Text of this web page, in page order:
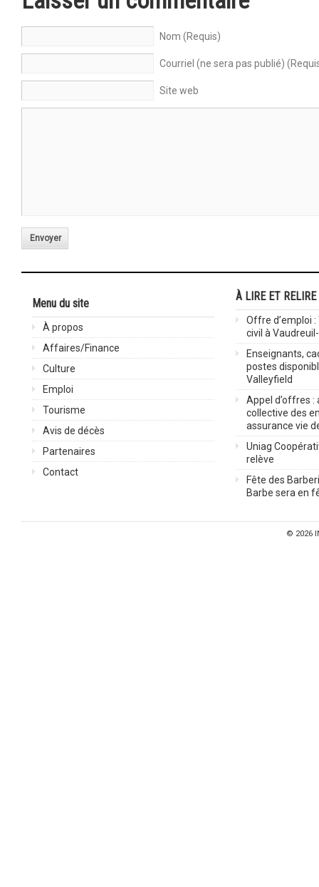
Nom (Requis)
Courriel (ne sera pas publié)
Site web
Envoyer
Menu du site
À propos
Affaires/Finance
Culture
Emploi
Tourisme
Avis de décès
Partenaires
Contact
À LIRE ET RELIRE
Offre d’emploi
civil à
Enseignants,
postes
Valleyfield
Appel d’offres :
collective des
assurance vie
Uniag
relève
Fête des
Barbe sera en
© 2026